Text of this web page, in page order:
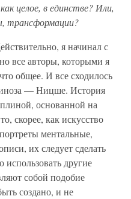
целое, в единстве? Или,
трансформации?
я начинал с
все авторы, которыми я
общее. И все сходилось
— Ницше. История
основанной на
скорее, как искусство
ментальные,
их следует сделать
другие
собой подобие
создано, и не